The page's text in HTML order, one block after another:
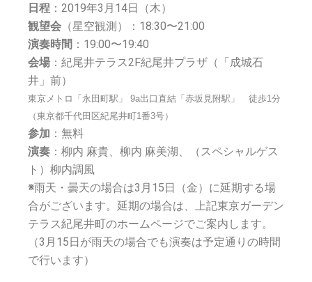
日程 ：2019年3月14日（木）
観望会 （星空観測）：18:30〜21:00
演奏時間 ：19:00〜19:40
会場 ：紀尾井テラス2F紀尾井プラザ（「成城石
井」前）
東京メトロ「永田町駅」 9a出口直結 「赤坂見附駅」 徒歩1分
（東京都千代田区紀尾井町1番3号）
参加 ：無料
演奏 ：柳内 麻貴、柳内 麻美湖、（スペシャルゲス
ト）柳内調風
※雨天・曇天の場合は3月15日（金）に延期する場
合がございます。延期の場合は、上記東京ガーデン
テラス紀尾井町のホームページでご案内します。
（3月15日が雨天の場合でも演奏は予定通りの時間
で行います）